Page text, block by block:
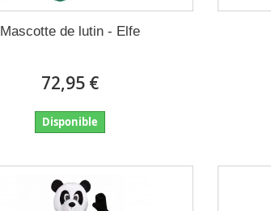
Mascotte de lutin - Elfe
72,95 €
Disponible